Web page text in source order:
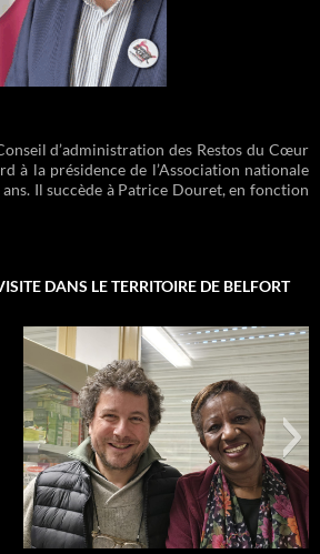
d’administration des Restos du Cœur
à la présidence de l’Association nationale
Il succède à Patrice Douret, en fonction
DANS LE TERRITOIRE DE BELFORT